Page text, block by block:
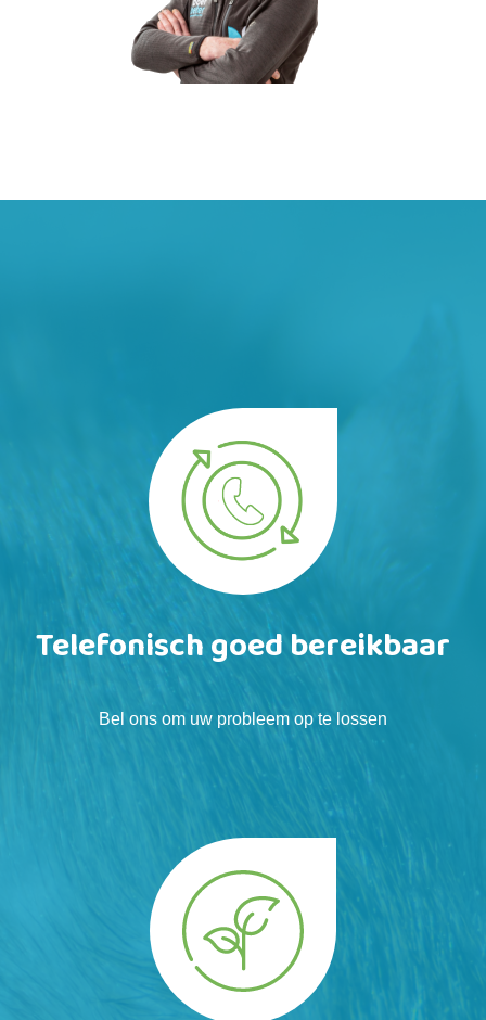
Telefonisch goed bereikbaar
Bel ons om uw probleem op te lossen